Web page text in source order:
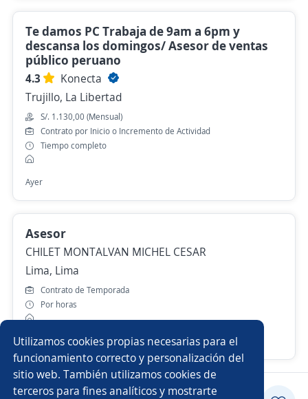
Te damos PC Trabaja de 9am a 6pm y
descansa los domingos/ Asesor de ventas
público peruano
4.3
Konecta
Trujillo, La Libertad
S/. 1.130,00 (Mensual)
Contrato por Inicio o Incremento de Actividad
Tiempo completo
Ayer
Asesor
CHILET MONTALVAN MICHEL CESAR
Lima, Lima
Contrato de Temporada
Por horas
29 de julio
Utilizamos cookies propias necesarias para el
funcionamiento correcto y personalización del
sitio web. También utilizamos cookies de
terceros para fines analíticos y mostrarte